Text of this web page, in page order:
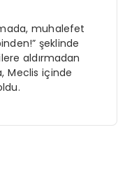
muhalefet
şeklinde
aldırmadan
Meclis içinde